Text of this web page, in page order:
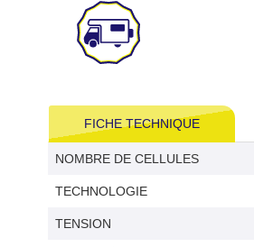
FICHE TECHNIQUE
NOMBRE DE CELLULES
TECHNOLOGIE
TENSION